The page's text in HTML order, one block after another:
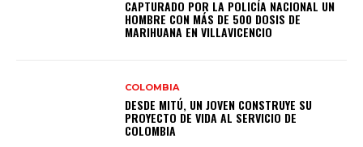
CAPTURADO POR LA POLICÍA NACIONAL UN
HOMBRE CON MÁS DE 500 DOSIS DE
MARIHUANA EN VILLAVICENCIO
COLOMBIA
DESDE MITÚ, UN JOVEN CONSTRUYE SU
PROYECTO DE VIDA AL SERVICIO DE
COLOMBIA